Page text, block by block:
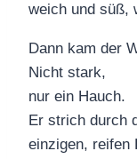
weich und süß,
Dann kam der
Nicht stark,
nur ein Hauch.
Er strich durch
einzigen, reifen